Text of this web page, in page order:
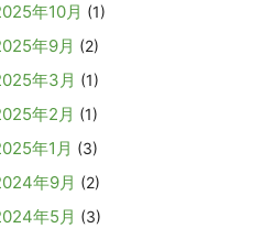
年10月 (1)
年9月 (2)
年3月 (1)
年2月 (1)
年1月 (3)
年9月 (2)
年5月 (3)